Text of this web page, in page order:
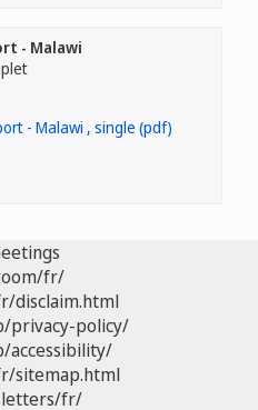
- Malawi
fr/
disclaim.html
privacy-policy/
accessibility/
sitemap.html
fr/